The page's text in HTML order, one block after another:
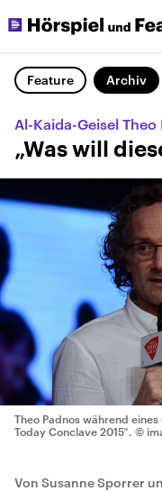
Feature Archiv
Al-Kaida-Geisel Theo
„Was will
Theo Padnos während
Today Conclave 2015“. ©
Von Susanne Sporrer